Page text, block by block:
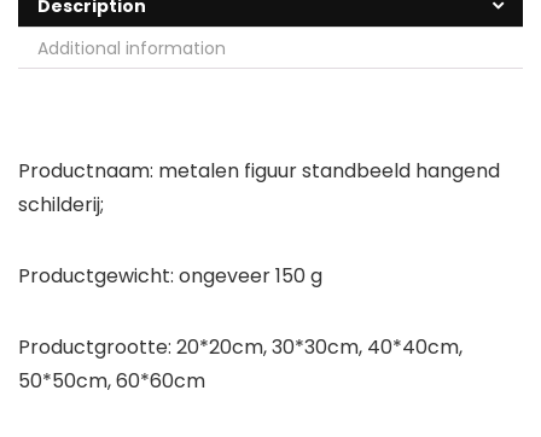
Description
Additional information
Productnaam: metalen figuur standbeeld hangend
schilderij;
Productgewicht: ongeveer 150 g
Productgrootte: 20*20cm, 30*30cm, 40*40cm,
50*50cm, 60*60cm